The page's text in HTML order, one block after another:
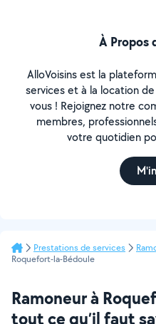
À Propos
AlloVoisins est la
services et à la location
vous ! Rejoignez notre
membres,
votre quotidien
Prestations de services
Roquefort-la-Bédoule
Ramoneur à
tout ce qu’il faut